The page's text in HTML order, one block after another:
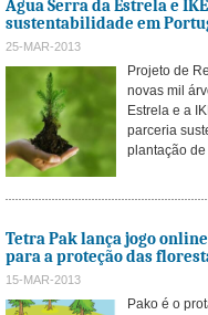
Água Serra da Estrela e
sustentabilidade em
25-MAR-2013
Projeto de
novas mil
Estrela e a
parceria
plantação
Tetra Pak lança jogo
para a proteção das
15-MAR-2013
Pako é o